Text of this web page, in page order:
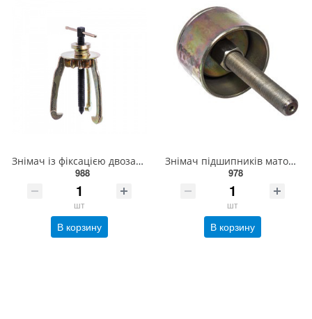
Знімач із фіксацією двозахопний (200-250 мм) СТАНДАРТ SK23L8
988
шт
В корзину
Знімач підшипників маточини ВАЗ 2108-2109 (Харків) BHP2108
978
шт
В корзину